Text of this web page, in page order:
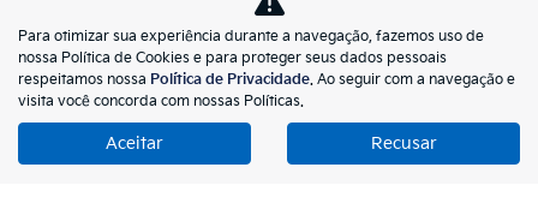
TRABALHE CONOSCO
CONTATO
POLÍTICA DE PRIVACIDADE
BLOG
Para otimizar sua experiência durante a navegação, fazemos uso de
nossa Política de Cookies e para proteger seus dados pessoais
respeitamos nossa Política de Privacidade. Ao seguir com a navegação e
visita você concorda com nossas Políticas.
Aceitar Recusar